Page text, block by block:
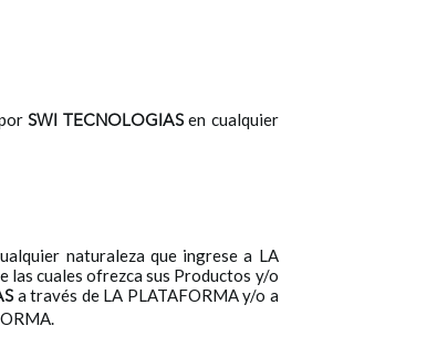
SWI TECNOLOGIASen cualquier
naturaleza que ingrese a LA
las cuales ofrezca sus Productos y/o
a través de LA PLATAFORMA y/o a